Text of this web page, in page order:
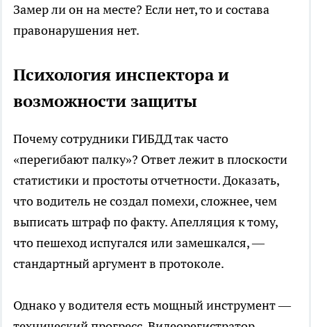
Замер ли он на месте? Если нет, то и состава
правонарушения нет.
Психология инспектора и
возможности защиты
Почему сотрудники ГИБДД так часто
«перегибают палку»? Ответ лежит в плоскости
статистики и простоты отчетности. Доказать,
что водитель не создал помехи, сложнее, чем
выписать штраф по факту. Апелляция к тому,
что пешеход испугался или замешкался, —
стандартный аргумент в протоколе.
Однако у водителя есть мощный инструмент —